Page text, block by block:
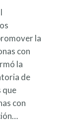
la
con
la
de
que
con